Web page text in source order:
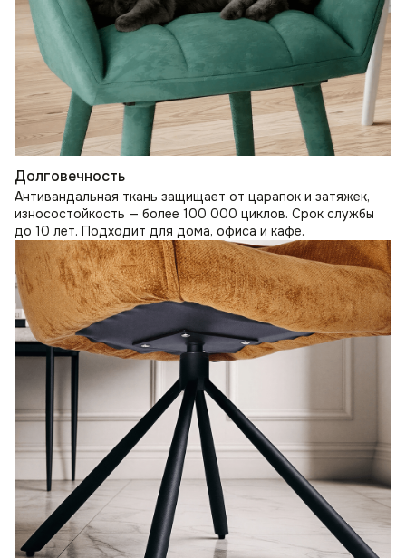
Долговечность
Антивандальная ткань защищает от царапок и затяжек,
износостойкость — более 100 000 циклов. Срок службы
до 10 лет. Подходит для дома, офиса и кафе.